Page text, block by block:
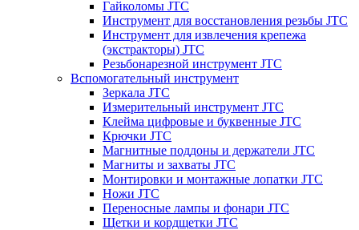
Гайколомы JTC
Инструмент для восстановления резьбы JTC
Инструмент для извлечения крепежа
(экстракторы) JTC
Резьбонарезной инструмент JTC
Вспомогательный инструмент
Зеркала JTC
Измерительный инструмент JTC
Клейма цифровые и буквенные JTC
Крючки JTC
Магнитные поддоны и держатели JTC
Магниты и захваты JTC
Монтировки и монтажные лопатки JTC
Ножи JTC
Переносные лампы и фонари JTC
Щетки и кордщетки JTC